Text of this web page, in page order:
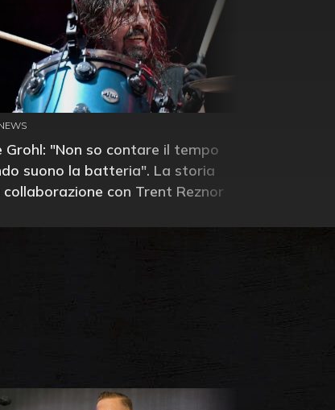
Grohl: "Non so contare il tempo
suono la batteria". La storia
collaborazione con Trent Reznor